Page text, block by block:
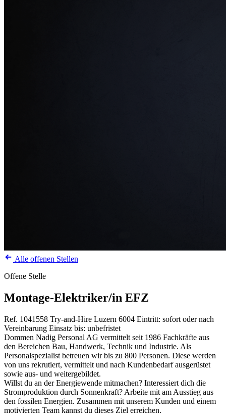
Alle offenen Stellen
Offene Stelle
Montage-Elektriker/in EFZ
Ref. 1041558 Try-and-Hire Luzern 6004 Eintritt: sofort oder nach
Vereinbarung Einsatz bis: unbefristet
Dommen Nadig Personal AG vermittelt seit 1986 Fachkräfte aus
den Bereichen Bau, Handwerk, Technik und Industrie. Als
Personalspezialist betreuen wir bis zu 800 Personen. Diese werden
von uns rekrutiert, vermittelt und nach Kundenbedarf ausgerüstet
sowie aus- und weitergebildet.
Willst du an der Energiewende mitmachen? Interessiert dich die
Stromproduktion durch Sonnenkraft? Arbeite mit am Ausstieg aus
den fossilen Energien. Zusammen mit unserem Kunden und einem
motivierten Team kannst du dieses Ziel erreichen.